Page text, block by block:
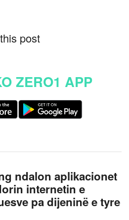
post
ZERO1 APP
ndalon aplikacionet
internetin e
pa dijeninë e tyre